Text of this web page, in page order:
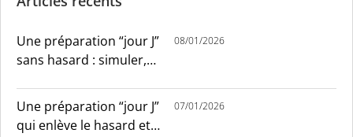
Une préparation “jour J”
sans hasard : simuler,
08/01/2026
Une préparation “jour J”
qui enlève le hasard et
07/01/2026